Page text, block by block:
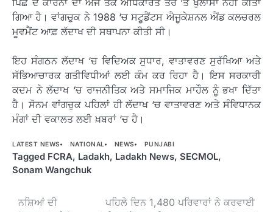
ਗਿਆ ਹੈ। ਵਾਂਗਚੁਕ ਨੇ 1988 ‘ਚ ਸਟੂਡੈਂਟਸ ਐਜੂਕੇਸ਼ਨਲ ਐਂਡ ਕਲਚਰਲ
ਮੂਵਮੈਂਟ ਆਫ਼ ਲੱਦਾਖ ਦੀ ਸਥਾਪਨਾ ਕੀਤੀ ਸੀ।
ਇਹ ਸੰਗਠਨ ਲੱਦਾਖ ‘ਚ ਵਿਦਿਅਕ ਸੁਧਾਰ, ਵਾਤਾਵਰਣ ਸੁਰੱਖਿਆ ਅਤੇ
ਸੱਭਿਆਚਾਰਕ ਗਤੀਵਿਧੀਆਂ ਲਈ ਕੰਮ ਕਰ ਰਿਹਾ ਹੈ। ਇਸ ਸਰਕਾਰੀ
ਕਦਮ ਨੇ ਲੱਦਾਖ ‘ਚ ਰਾਜਨੀਤਿਕ ਅਤੇ ਸਮਾਜਿਕ ਮਾਹੌਲ ਨੂੰ ਭਖਾ ਦਿੱਤਾ
ਹੈ। ਸੋਨਮ ਵਾਂਗਚੁਕ ਪਹਿਲਾਂ ਹੀ ਲੱਦਾਖ ‘ਚ ਵਾਤਾਵਰਣ ਅਤੇ ਸੰਵਿਧਾਨਕ
ਮੰਗਾਂ ਦੀ ਵਕਾਲਤ ਲਈ ਖ਼ਬਰਾਂ ‘ਚ ਹੈ।
LATEST NEWS NATIONAL NEWS PUNJABI
Tagged FCRA, Ladakh, Ladakh News, SECMOL,
Sonam Wangchuk
Post
ਨਸ਼ਿਆਂ ਦੀ
ਪਹਿਲੇ ਦਿਨ 1,480 ਪਰਿਵਾਰਾਂ ਨੇ ਕਰਵਾਈ